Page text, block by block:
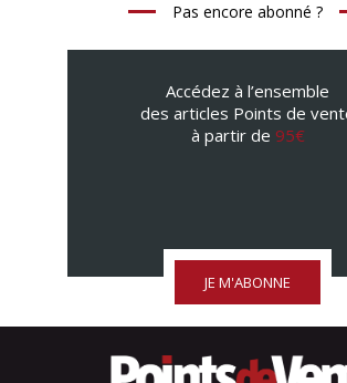
Pas encore abonné ?
Accédez à l’ensemble
des articles Points de
à partir de 95€
JE M'ABONNE